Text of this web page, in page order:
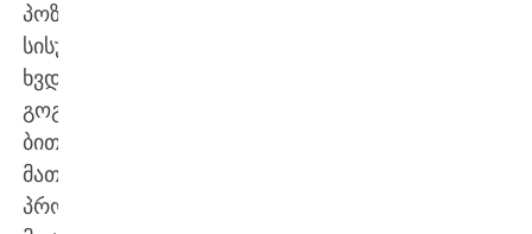
პოზიციაზე
სისუსტეებით
ხვდება.
გოგა
ბითაძე
მათ
პრობლემებს